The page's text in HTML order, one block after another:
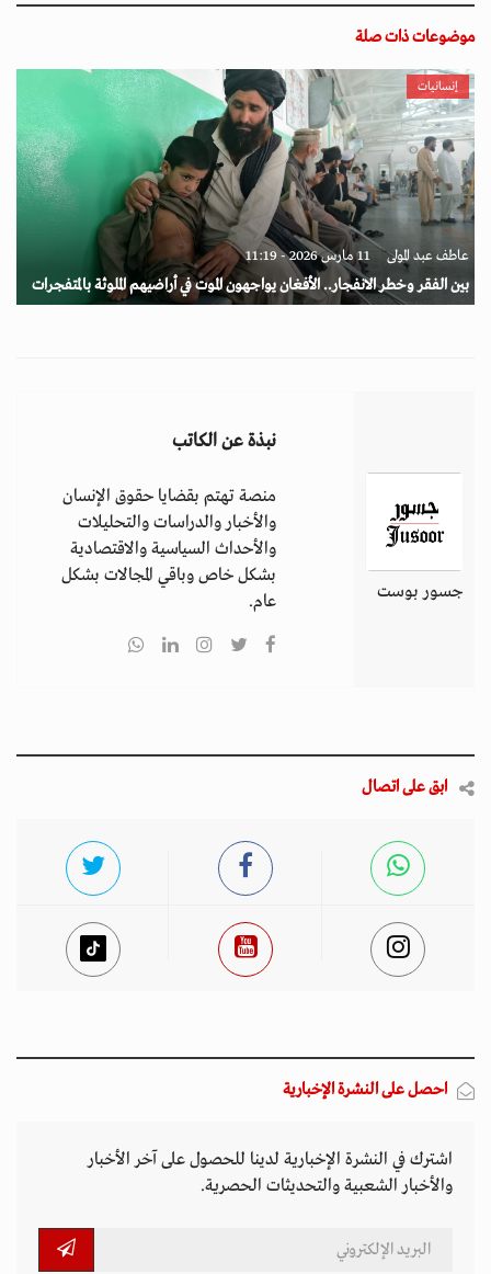
موضوعات ذات صلة
إنسانيات
عاطف عبد المولى 11 مارس 2026 - 11:19
بين الفقر وخطر الانفجار.. الأفغان يواجهون الموت في أراضيهم الملوثة بالمتفجرات
جسور بوست
نبذة عن الكاتب
منصة تهتم بقضايا حقوق الإنسان
والأخبار والدراسات والتحليلات
والأحداث السياسية والاقتصادية
بشكل خاص وباقي المجالات بشكل
عام.
ابق على اتصال
احصل على النشرة الإخبارية
اشترك في النشرة الإخبارية لدينا للحصول على آخر الأخبار
والأخبار الشعبية والتحديثات الحصرية.